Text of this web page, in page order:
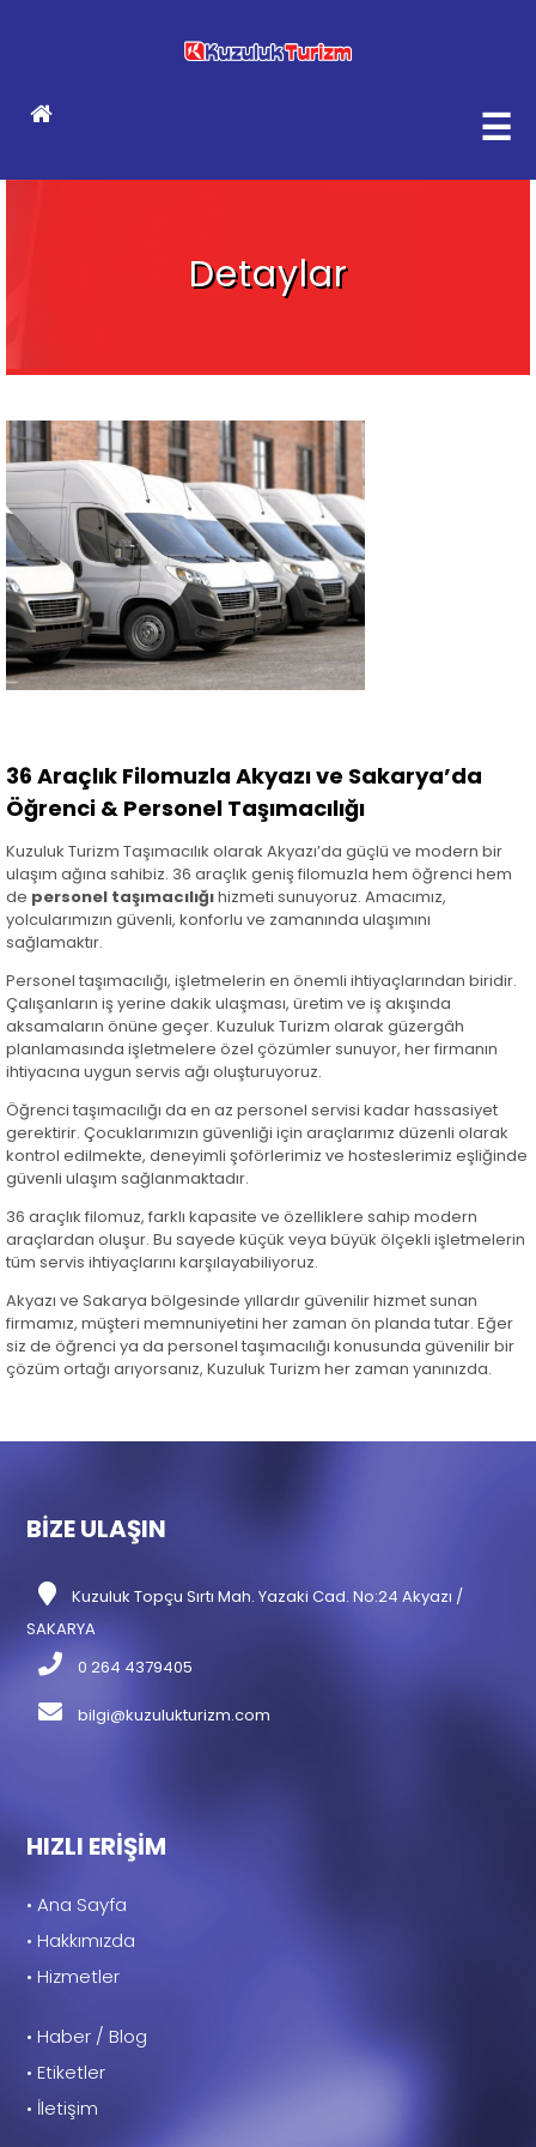
☰
Detaylar
36 Araçlık Filomuzla Akyazı ve Sakarya’da
Öğrenci & Personel Taşımacılığı
Kuzuluk Turizm Taşımacılık olarak Akyazı’da güçlü ve modern bir
ulaşım ağına sahibiz. 36 araçlık geniş filomuzla hem öğrenci hem
de personel taşımacılığıhizmeti sunuyoruz. Amacımız,
yolcularımızın güvenli, konforlu ve zamanında ulaşımını
sağlamaktır.
Personel taşımacılığı, işletmelerin en önemli ihtiyaçlarından biridir.
Çalışanların iş yerine dakik ulaşması, üretim ve iş akışında
aksamaların önüne geçer. Kuzuluk Turizm olarak güzergâh
planlamasında işletmelere özel çözümler sunuyor, her firmanın
ihtiyacına uygun servis ağı oluşturuyoruz.
Öğrenci taşımacılığı da en az personel servisi kadar hassasiyet
gerektirir. Çocuklarımızın güvenliği için araçlarımız düzenli olarak
kontrol edilmekte, deneyimli şoförlerimiz ve hosteslerimiz eşliğinde
güvenli ulaşım sağlanmaktadır.
36 araçlık filomuz, farklı kapasite ve özelliklere sahip modern
araçlardan oluşur. Bu sayede küçük veya büyük ölçekli işletmelerin
tüm servis ihtiyaçlarını karşılayabiliyoruz.
Akyazı ve Sakarya bölgesinde yıllardır güvenilir hizmet sunan
firmamız, müşteri memnuniyetini her zaman ön planda tutar. Eğer
siz de öğrenci ya da personel taşımacılığı konusunda güvenilir bir
çözüm ortağı arıyorsanız, Kuzuluk Turizm her zaman yanınızda.
BİZE ULAŞIN
Kuzuluk Topçu Sırtı Mah. Yazaki Cad. No:24 Akyazı /
SAKARYA
0 264 4379405
bilgi@kuzulukturizm.com
HIZLI ERİŞİM
• Ana Sayfa
• Hakkımızda
• Hizmetler
• Haber / Blog
• Etiketler
• İletişim